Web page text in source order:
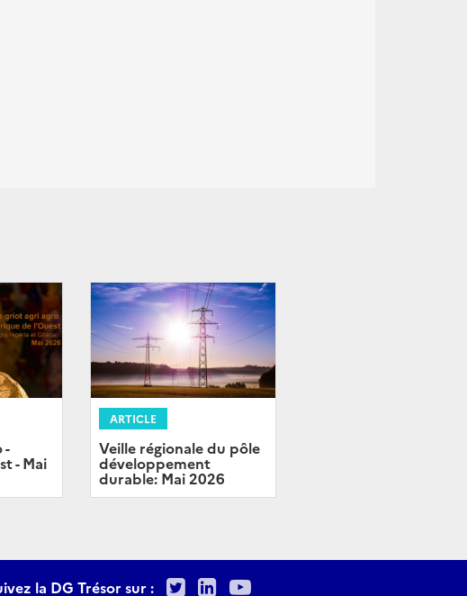
-
- Mai
ARTICLE
Veille régionale du pôle
développement
durable: Mai 2026
la DG Trésor sur : TwitterLinkedIn
Youtube